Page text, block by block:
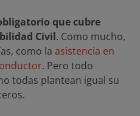
que cubre
Civil. Como mucho,
como la asistencia en
. Pero todo
todas plantean igual su